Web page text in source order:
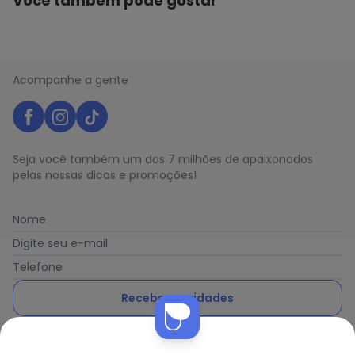
Acompanhe a gente
Seja você também um dos 7 milhões de apaixonados
pelas nossas dicas e promoções!
Nome
Digite seu e-mail
Telefone
Receber novidades
Ao enviar o cadastro, você concorda com a nossa